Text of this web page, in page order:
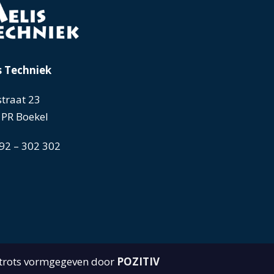
Techniek
23
Boekel
– 302 302
vormgegeven door POZITIV